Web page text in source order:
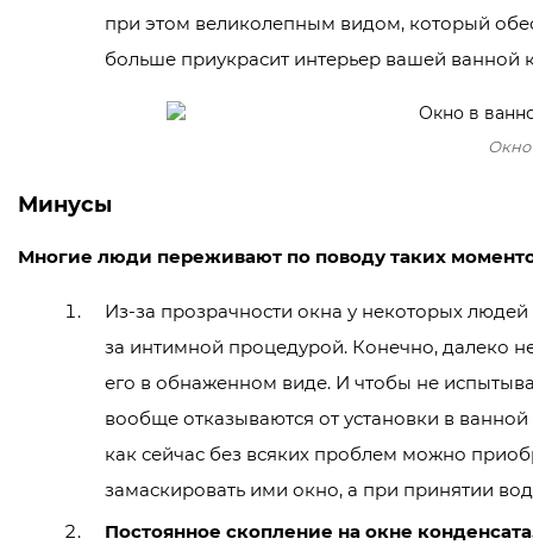
при этом великолепным видом, который
больше приукрасит интерьер вашей ванной
Окно
Минусы
Многие люди переживают по поводу таких
Из-за прозрачности окна у некоторых
за интимной процедурой. Конечно, далеко
его в обнаженном виде. И чтобы не
вообще отказываются от установки в
как сейчас без всяких проблем можно
замаскировать ими окно, а при принятии
Постоянное скопление на окне